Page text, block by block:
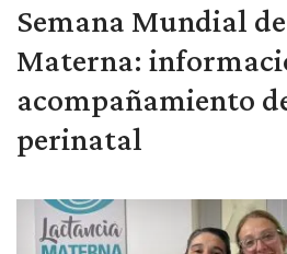
Semana Mundial
Materna:
acompañamiento
perinatal